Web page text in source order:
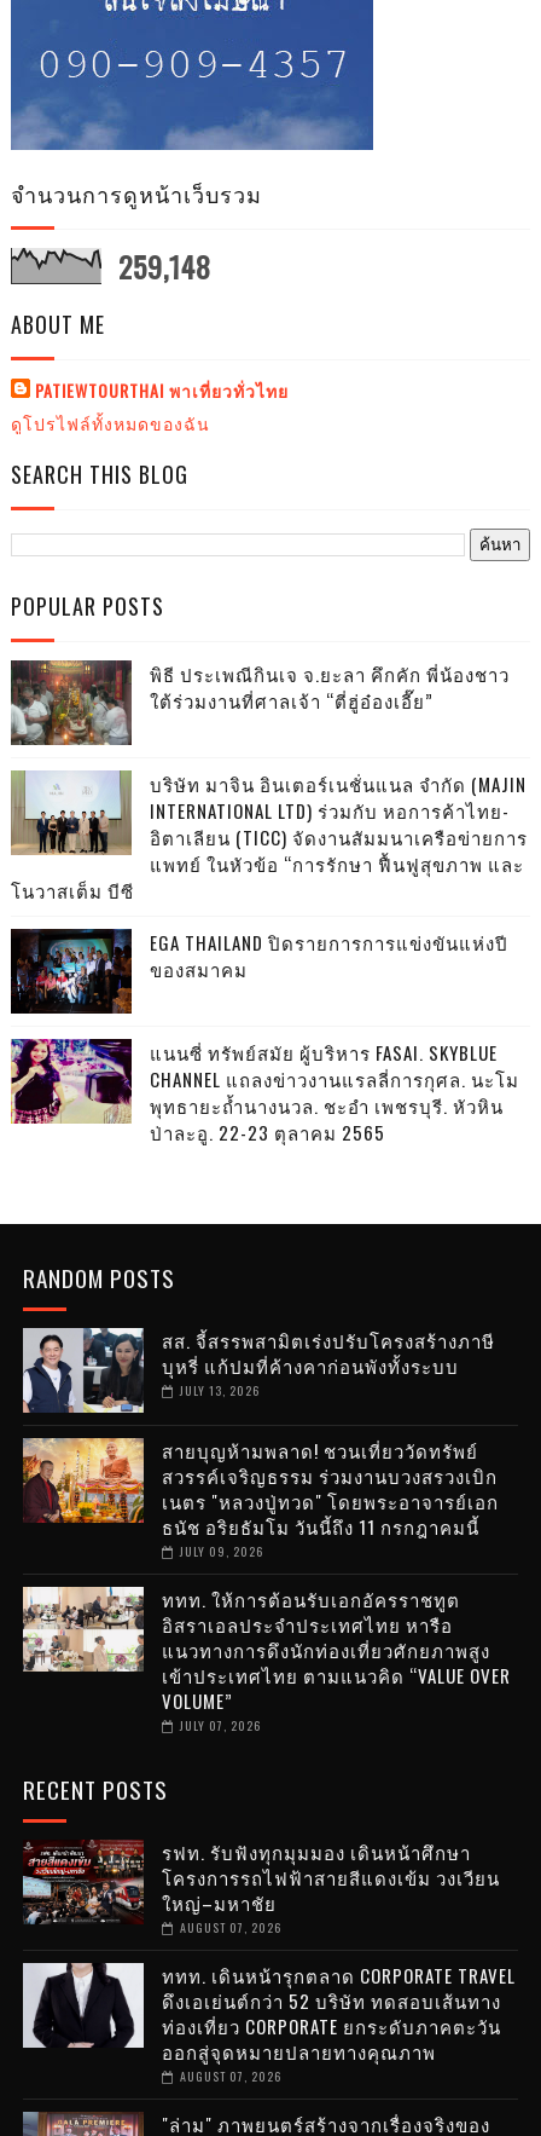
จำนวนการดูหน้าเว็บรวม
259,148
ABOUT ME
PATIEWTOURTHAI พาเที่ยวทั่วไทย
ดูโปรไฟล์ทั้งหมดของฉัน
SEARCH THIS BLOG
POPULAR POSTS
พิธี ประเพณีกินเจ จ.ยะลา คึกคัก พี่น้องชาว
ใต้ร่วมงานที่ศาลเจ้า “ตี่ฮู่อ๋องเอี๊ย”
บริษัท มาจิน อินเตอร์เนชั่นแนล จำกัด (MAJIN
INTERNATIONAL LTD) ร่วมกับ หอการค้าไทย-
อิตาเลียน (TICC) จัดงานสัมมนาเครือข่ายการ
แพทย์ ในหัวข้อ “การรักษา ฟื้นฟูสุขภาพ และ
โนวาสเต็ม บีซี
EGA THAILAND ปิดรายการการแข่งขันแห่งปี
ของสมาคม
แนนซี่ ทรัพย์สมัย ผู้บริหาร FASAI. SKYBLUE
CHANNEL แถลงข่าวงานแรลลี่การกุศล. นะโม
พุทธายะถ้ำนางนวล. ชะอำ เพชรบุรี. หัวหิน
ป่าละอู. 22-23 ตุลาคม 2565
RANDOM POSTS
สส. จี้สรรพสามิตเร่งปรับโครงสร้างภาษี
บุหรี่ แก้ปมที่ค้างคาก่อนพังทั้งระบบ
JULY 13, 2026
สายบุญห้ามพลาด! ชวนเที่ยววัดทรัพย์
สวรรค์เจริญธรรม ร่วมงานบวงสรวงเบิก
เนตร "หลวงปู่ทวด" โดยพระอาจารย์เอก
ธนัช อริยธัมโม วันนี้ถึง 11 กรกฎาคมนี้
JULY 09, 2026
ททท. ให้การต้อนรับเอกอัครราชทูต
อิสราเอลประจำประเทศไทย หารือ
แนวทางการดึงนักท่องเที่ยวศักยภาพสูง
เข้าประเทศไทย ตามแนวคิด “VALUE OVER
VOLUME”
JULY 07, 2026
RECENT POSTS
รฟท. รับฟังทุกมุมมอง เดินหน้าศึกษา
โครงการรถไฟฟ้าสายสีแดงเข้ม วงเวียน
ใหญ่–มหาชัย
AUGUST 07, 2026
ททท. เดินหน้ารุกตลาด CORPORATE TRAVEL
ดึงเอเย่นต์กว่า 52 บริษัท ทดสอบเส้นทาง
ท่องเที่ยว CORPORATE ยกระดับภาคตะวัน
ออกสู่จุดหมายปลายทางคุณภาพ
AUGUST 07, 2026
"ล่าม" ภาพยนตร์สร้างจากเรื่องจริงของ